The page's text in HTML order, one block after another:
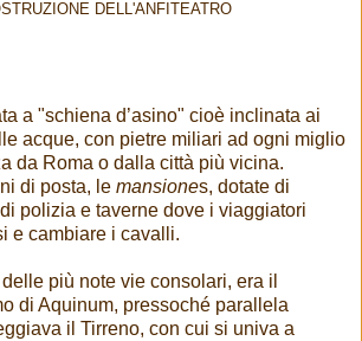
DELL'ANFITEATRO
a "schiena d’asino" cioè inclinata ai
acque, con pietre miliari ad ogni miglio
da Roma o dalla città più vicina.
di posta, le mansiones, dotate di
polizia e taverne dove i viaggiatori
e cambiare i cavalli.
più note vie consolari, era il
di Aquinum, pressoché parallela
il Tirreno, con cui si univa a